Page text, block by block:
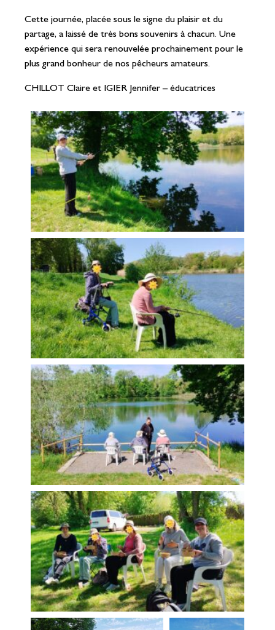
Cette journée, placée sous le signe du plaisir et du
partage, a laissé de très bons souvenirs à chacun. Une
expérience qui sera renouvelée prochainement pour le
plus grand bonheur de nos pêcheurs amateurs.
CHILLOT Claire et IGIER Jennifer – éducatrices